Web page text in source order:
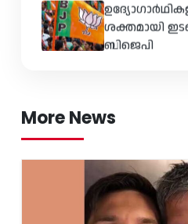
ബിജെപി
നീറ്റ് വിവാദം:
കണ്ട് രാജി
More News